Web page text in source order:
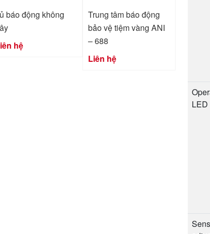
báo động không
hệ
Trung tâm báo động
bảo vệ tiệm vàng ANI
– 688
Liên hệ
LED